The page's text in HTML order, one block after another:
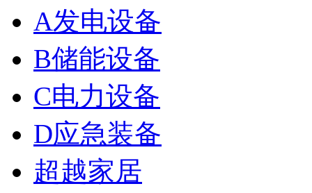
A发电设备
B储能设备
C电力设备
D应急装备
超越家居